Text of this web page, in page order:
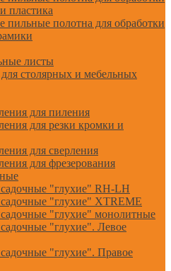
пластика
пильные полотна для обработки
листы
столярных и мебельных
для пиления
для резки кромки и
для сверления
для фрезерования
"глухие" RH-LH
"глухие" XTREME
"глухие" монолитные
"глухие". Левое
"глухие". Правое